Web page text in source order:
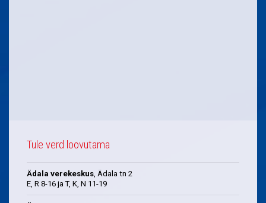
Tule verd loovutama
Ädala verekeskus, Ädala tn 2
E, R 8-16 ja T, K, N 11-19